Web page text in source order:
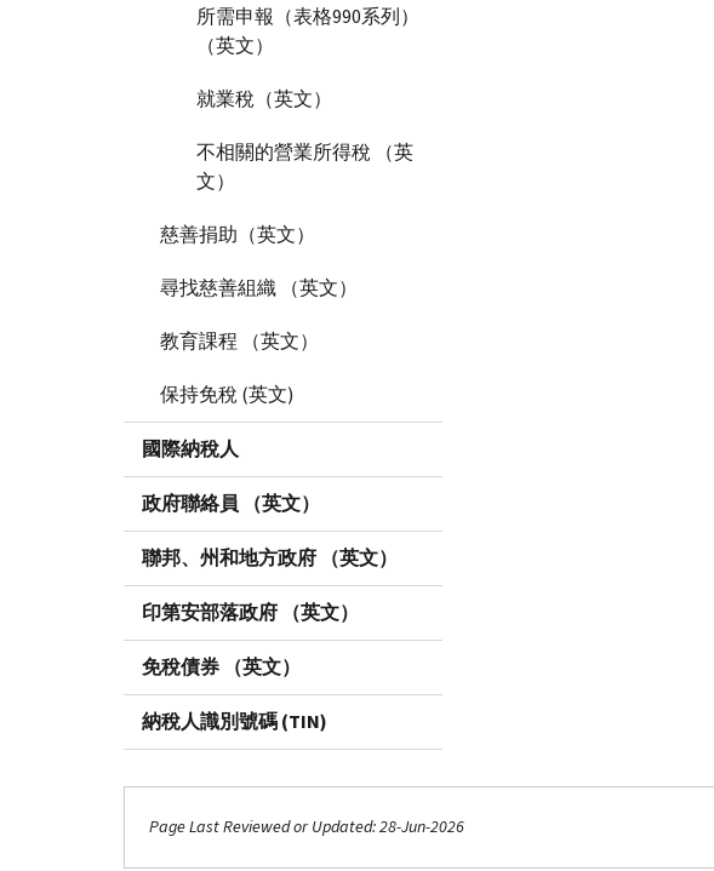
所需申報（表格990系列）
（英文）
就業稅（英文）
不相關的營業所得稅 （英
文）
慈善捐助（英文）
尋找慈善組織 （英文）
教育課程 （英文）
保持免稅 (英文)
國際納稅人
政府聯絡員 （英文）
聯邦、州和地方政府 （英文）
印第安部落政府 （英文）
免稅債券 （英文）
納稅人識別號碼 (TIN)
Page Last Reviewed or Updated: 28-Jun-2026